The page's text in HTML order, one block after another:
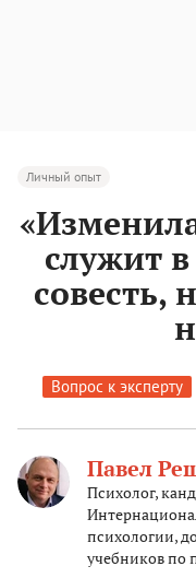
Личный опыт
служит
совесть,
Вопрос к эксперту
Павел
Психолог,
психологии,
учебников по